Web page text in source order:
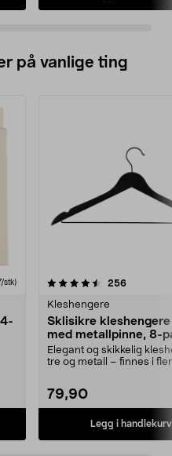
på vanlige ting
stk) 256
Kleshengere
Sklisikre
med metallpinne, 8-
Elegant og skikkelig
tre og metall – finnes i
79,90
Legg i handlekurv
4.5av 5 stjerner